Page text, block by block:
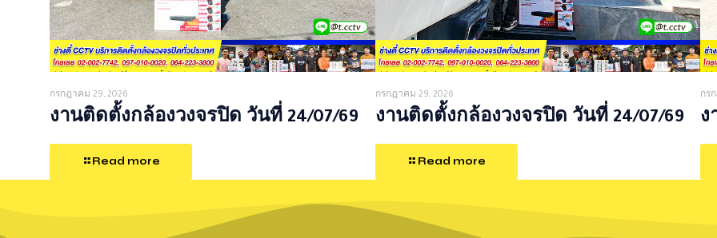
กรกฎาคม 29, 2026
งานติดตั้งกล้องวงจรปิด วันที่ 24/07/69
Read more
กรกฎาคม 29, 2026
งานติดตั้งกล้องวงจรปิด วันที่ 24/07/69
Read more
กร
ง